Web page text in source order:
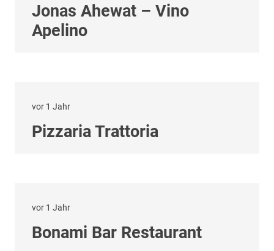
Jonas Ahewat – Vino
Apelino
vor 1 Jahr
Pizzaria Trattoria
vor 1 Jahr
Bonami Bar Restaurant